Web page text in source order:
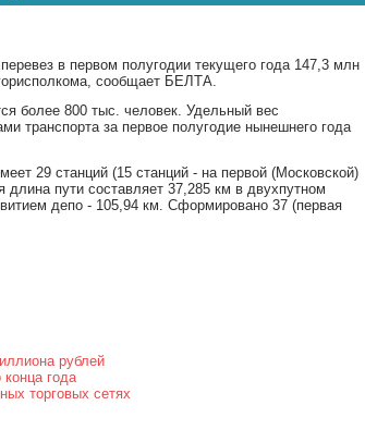
в первом полугодии текущего года 147,3 млн
сообщает БЕЛТА.
более 800 тыс. человек. Удельный вес
транспорта за первое полугодие нынешнего года
29 станций (15 станций - на первой (Московской)
длина пути составляет 37,285 км в двухпутном
депо - 105,94 км. Сформировано 37 (первая
рублей
года
торговых сетях